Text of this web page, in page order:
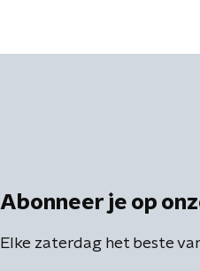
Abonneer je op
Elke zaterdag het beste